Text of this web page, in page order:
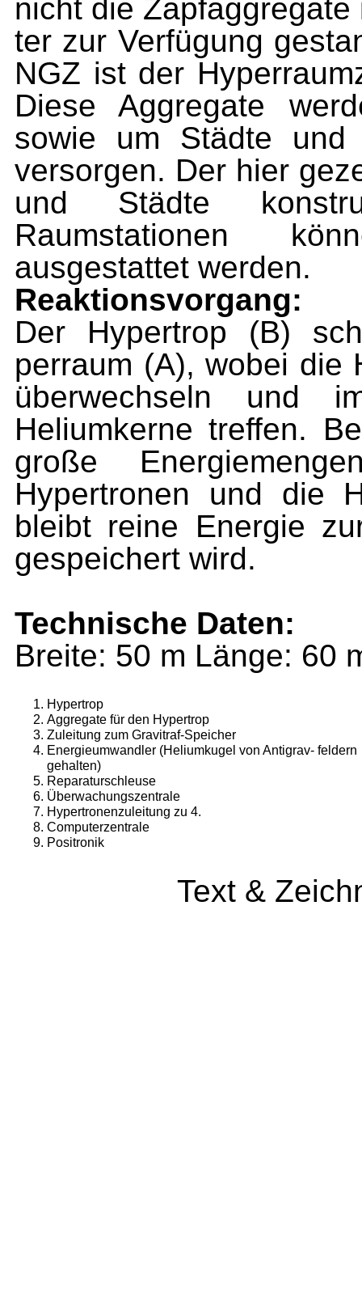
nicht die
ter zur Verfügung
NGZ ist der
Diese Aggregate
sowie um Städte und
versorgen. Der hier
und Städte
Raumstationen
ausgestattet werden.
Reaktionsvorgang:
Der Hypertrop (B)
perraum (A), wobei die
überwechseln und
Heliumkerne treffen.
große
Hypertronen und die
bleibt reine Energie
gespeichert wird.
Technische Daten:
Breite: 50 m Länge: 60
Hypertrop
Aggregate für den Hypertrop
Zuleitung zum Gravitraf-Speicher
Energieumwandler (Heliumkugel von Antigrav- feldern
gehalten)
Reparaturschleuse
Überwachungszentrale
Hypertronenzuleitung zu 4.
Computerzentrale
Positronik
Text &